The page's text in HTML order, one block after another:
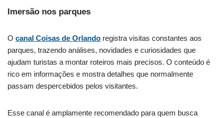
Imersão nos parques
O canal Coisas de Orlando registra visitas constantes aos
parques, trazendo análises, novidades e curiosidades que
ajudam turistas a montar roteiros mais precisos. O conteúdo é
rico em informações e mostra detalhes que normalmente
passam despercebidos pelos visitantes.
Esse canal é amplamente recomendado para quem busca